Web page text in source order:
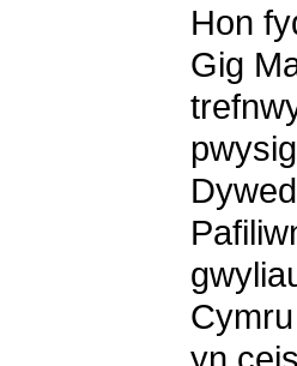
Hon
Gig